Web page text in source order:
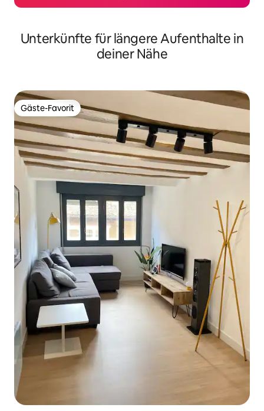
Unterkünfte für längere Aufenthalte in
deiner Nähe
Gäste-Favorit
Gäste-Favorit